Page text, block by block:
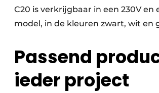
C20 is verkrijgbaar in een 230V en
model, in de kleuren zwart, wit en
Passend
ieder project